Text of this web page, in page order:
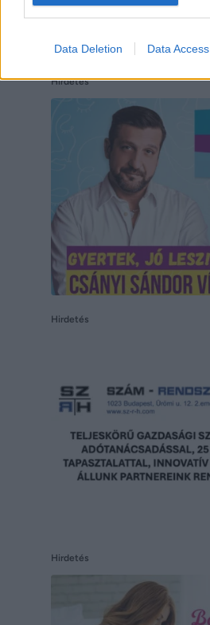
Data Deletion Data Access
Hirdetés
Hirdetés
Hirdetés